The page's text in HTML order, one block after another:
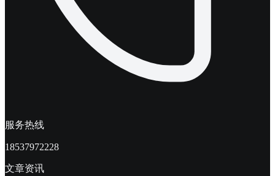
服务热线
18537972228
文章资讯